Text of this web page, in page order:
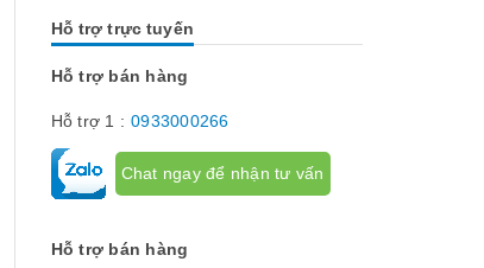
công nghiệp bao gồm những gì?
Chúng có tác dụng như thế nào hãy...
Hỗ trợ trực tuyến
Hỗ trợ bán hàng
Hỗ trợ 1 : 0933000266
Chat ngay để nhận tư vấn
Hỗ trợ bán hàng